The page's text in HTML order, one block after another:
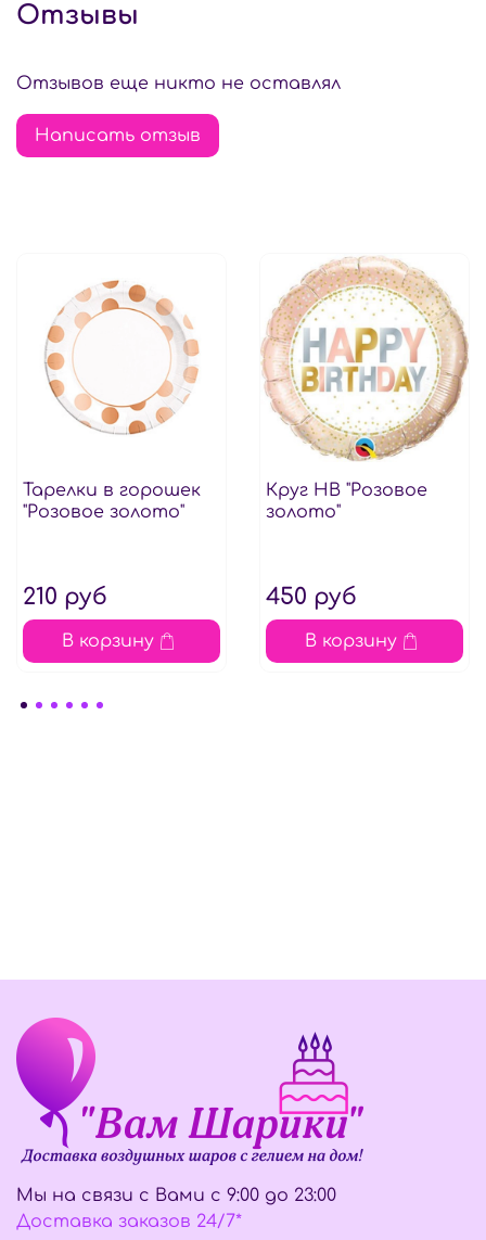
Отзывы
Отзывов еще никто не оставлял
Написать отзыв
Тарелки в горошек
"Розовое золото"
210 руб
В корзину
Круг HВ "Розовое
золото"
450 руб
В корзину
Мы на связи с Вами с 9:00 до 23:00
Доставка заказов 24/7*